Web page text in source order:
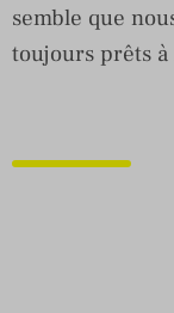
semble que
toujours prêts